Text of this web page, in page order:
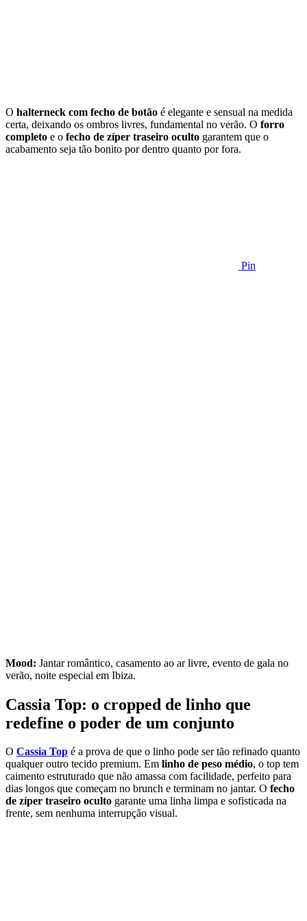
O halterneck com fecho de botão é elegante e sensual na medida
certa, deixando os ombros livres, fundamental no verão. O forro
completo e o fecho de zíper traseiro oculto garantem que o
acabamento seja tão bonito por dentro quanto por fora.
Pin
Mood: Jantar romântico, casamento ao ar livre, evento de gala no
verão, noite especial em Ibiza.
Cassia Top: o cropped de linho que
redefine o poder de um conjunto
O Cassia Top é a prova de que o linho pode ser tão refinado quanto
qualquer outro tecido premium. Em linho de peso médio, o top tem
caimento estruturado que não amassa com facilidade, perfeito para
dias longos que começam no brunch e terminam no jantar. O fecho
de zíper traseiro oculto garante uma linha limpa e sofisticada na
frente, sem nenhuma interrupção visual.